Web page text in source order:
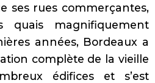
ses rues commerçantes,
magnifiquement
années, Bordeaux a
complète de la vieille
édifices et s’est